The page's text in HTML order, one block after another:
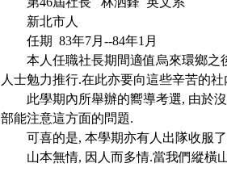
新北市人
任期 83年7月--84年1月
本人任職社長期間適值烏來環鄉之後
人士勉力推行.在此亦要向這些辛苦的
此學期內所舉辦的嚮導考選, 由於沒
部能注意這方面的問題.
可喜的是, 本學期亦有人出隊收服了
山本無情, 因人而多情.當我們縱橫